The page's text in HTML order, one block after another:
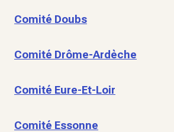
Comité Doubs
Comité Drôme-Ardèche
Comité Eure-Et-Loir
Comité Essonne